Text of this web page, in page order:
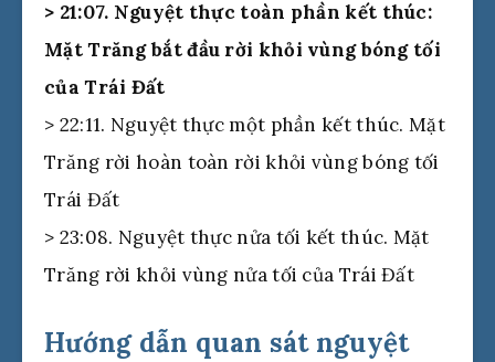
> 21:07. Nguyệt thực toàn phần kết thúc:
Mặt Trăng bắt đầu rời khỏi vùng bóng tối
của Trái Đất
> 22:11. Nguyệt thực một phần kết thúc. Mặt
Trăng rời hoàn toàn rời khỏi vùng bóng tối
Trái Đất
> 23:08. Nguyệt thực nửa tối kết thúc. Mặt
Trăng rời khỏi vùng nửa tối của Trái Đất
Hướng dẫn quan sát nguyệt